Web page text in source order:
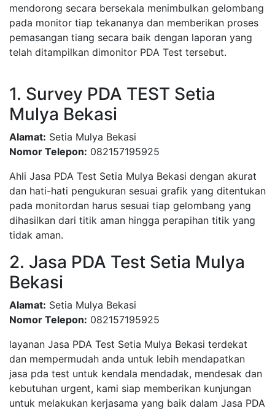
mendorong secara bersekala menimbulkan gelombang
pada monitor tiap tekananya dan memberikan proses
pemasangan tiang secara baik dengan laporan yang
telah ditampilkan dimonitor PDA Test tersebut.
1. Survey PDA TEST Setia
Mulya Bekasi
Alamat: Setia Mulya Bekasi
Nomor Telepon: 082157195925
Ahli Jasa PDA Test Setia Mulya Bekasi dengan akurat
dan hati-hati pengukuran sesuai grafik yang ditentukan
pada monitordan harus sesuai tiap gelombang yang
dihasilkan dari titik aman hingga perapihan titik yang
tidak aman.
2. Jasa PDA Test Setia Mulya
Bekasi
Alamat: Setia Mulya Bekasi
Nomor Telepon: 082157195925
layanan Jasa PDA Test Setia Mulya Bekasi terdekat
dan mempermudah anda untuk lebih mendapatkan
jasa pda test untuk kendala mendadak, mendesak dan
kebutuhan urgent, kami siap memberikan kunjungan
untuk melakukan kerjasama yang baik dalam Jasa PDA